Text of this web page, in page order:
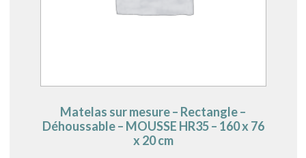
Matelas sur mesure – Rectangle –
Déhoussable – MOUSSE HR35 – 160 x 76
x 20 cm